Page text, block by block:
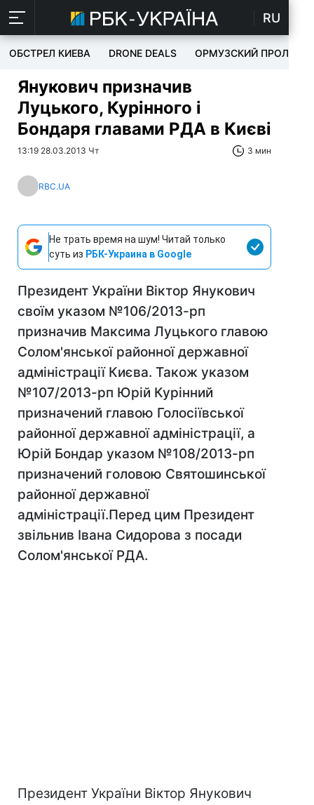
RU
ОБСТРЕЛ КИЕВА DRONE DEALS ОРМУЗСКИЙ ПРОЛИВ
Янукович призначив
Луцького, Курінного і
Бондаря главами РДА в Києві
13:19 28.03.2013 Чт 3 мин
RBC.UA
Не трать время на шум! Читай только
суть из РБК-Украина в Google
Президент України Віктор Янукович
своїм указом №106/2013-рп
призначив Максима Луцького главою
Солом'янської районної державної
адміністрації Києва. Також указом
№107/2013-рп Юрій Курінний
призначений главою Голосіївської
районної державної адміністрації, а
Юрій Бондар указом №108/2013-рп
призначений головою Святошинської
районної державної
адміністрації.Перед цим Президент
звільнив Івана Сидорова з посади
Солом'янської РДА.
Президент України Віктор Янукович